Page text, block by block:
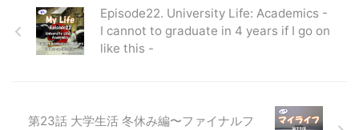
Episode22. University Life: Academics -
I cannot to graduate in 4 years if I go on
like this -
第23話 大学生活 冬休み編〜ファイナルフ